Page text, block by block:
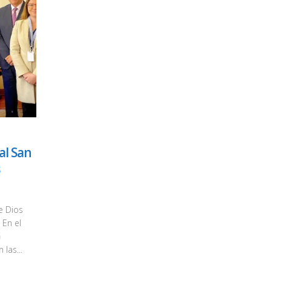
San
Dios
el
las...